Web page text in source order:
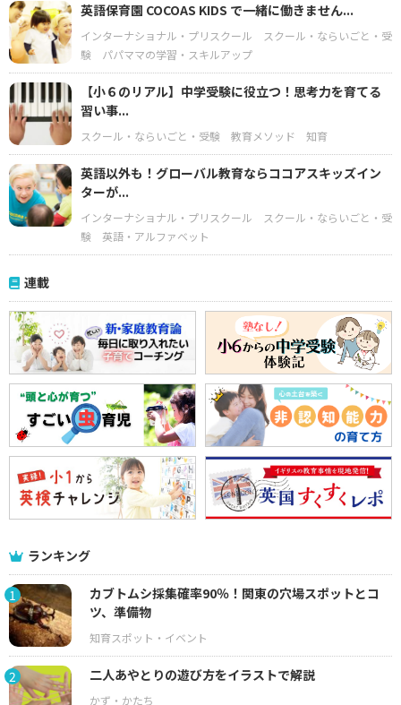
英語保育園 COCOAS KIDS で一緒に働きません...
インターナショナル・プリスクール
スクール・ならいごと・受
験
パパママの学習・スキルアップ
【小６のリアル】中学受験に役立つ！思考力を育てる
習い事...
スクール・ならいごと・受験 教育メソッド 知育
英語以外も！グローバル教育ならココアスキッズイン
ターが...
インターナショナル・プリスクール
スクール・ならいごと・受
験
英語・アルファベット
連載
ランキング
1
カブトムシ採集確率90％！関東の穴場スポットとコ
ツ、準備物
2 二人あやとりの遊び方をイラストで解説